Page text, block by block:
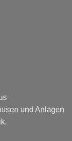
und Anlagen